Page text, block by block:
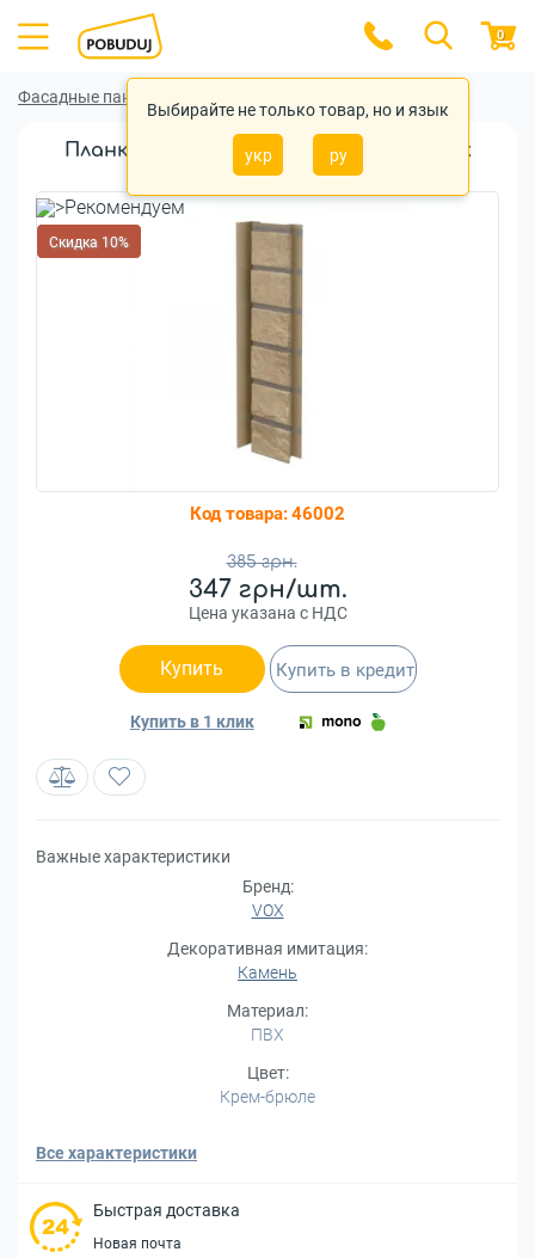
Выбирайте не только товар, но и язык
укр ру
0
Фасадные панели
Планка VOX Универсальная Solid Brick
EXETER 0,42м
Скидка 10%
Код товара:46002
385 грн.
347 грн/шт.
Цена указана с НДС
Купить
Купить в 1 клик
Купить в кредит
Важные характеристики
Бренд:
VOX
Декоративная имитация:
Камень
Материал:
ПВХ
Цвет:
Крем-брюле
Все характеристики
Быстрая доставка
Новая почта